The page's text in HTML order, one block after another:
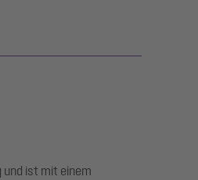
ist mit einem